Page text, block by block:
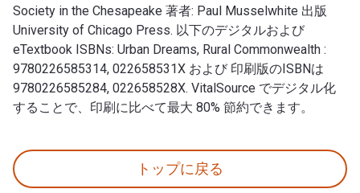
Society in the Chesapeake 著者: Paul Musselwhite 出版
University of Chicago Press. 以下のデジタルおよび
eTextbook ISBNs: Urban Dreams, Rural Commonwealth :
9780226585314, 022658531X および 印刷版のISBNは
9780226585284, 022658528X. VitalSource でデジタル化
することで、印刷に比べて最大 80% 節約できます。
トップに戻る